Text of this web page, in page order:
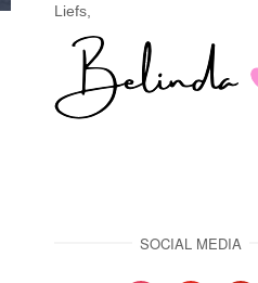
Liefs,
SOCIAL MEDIA